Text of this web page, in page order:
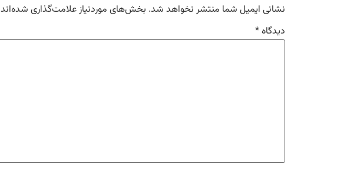
نشانی ایمیل شما منتشر نخواهد شد. بخش‌های موردنیاز علامت‌گذاری شده‌اند
دیدگاه*